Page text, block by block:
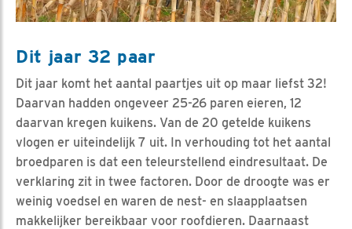
Dit jaar 32 paar
Dit jaar komt het aantal paartjes uit op maar liefst 32!
Daarvan hadden ongeveer 25-26 paren eieren, 12
daarvan kregen kuikens. Van de 20 getelde kuikens
vlogen er uiteindelijk 7 uit. In verhouding tot het aantal
broedparen is dat een teleurstellend eindresultaat. De
verklaring zit in twee factoren. Door de droogte was er
weinig voedsel en waren de nest- en slaapplaatsen
makkelijker bereikbaar voor roofdieren. Daarnaast